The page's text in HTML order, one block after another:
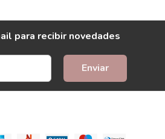
para recibir novedades
Enviar